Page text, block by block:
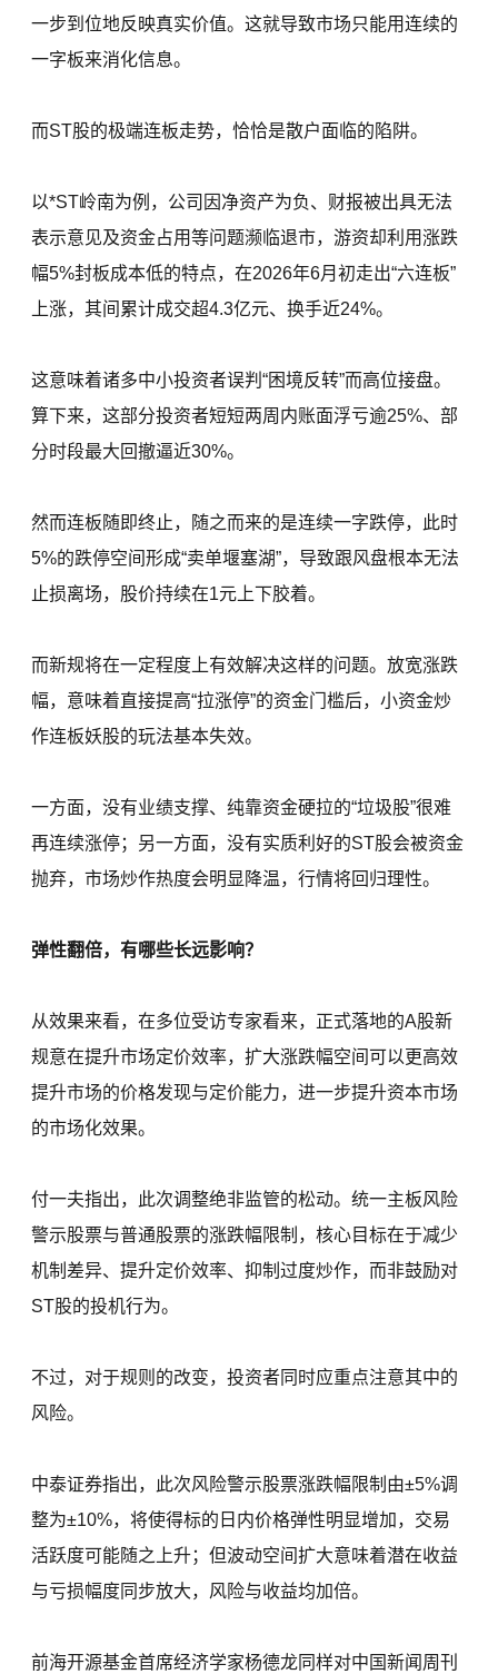
一步到位地反映真实价值。这就导致市场只能用连续的
一字板来消化信息。
而ST股的极端连板走势，恰恰是散户面临的陷阱。
以*ST岭南为例，公司因净资产为负、财报被出具无法
表示意见及资金占用等问题濒临退市，游资却利用涨跌
幅5%封板成本低的特点，在2026年6月初走出“六连板”
上涨，其间累计成交超4.3亿元、换手近24%。
这意味着诸多中小投资者误判“困境反转”而高位接盘。
算下来，这部分投资者短短两周内账面浮亏逾25%、部
分时段最大回撤逼近30%。
然而连板随即终止，随之而来的是连续一字跌停，此时
5%的跌停空间形成“卖单堰塞湖”，导致跟风盘根本无法
止损离场，股价持续在1元上下胶着。
而新规将在一定程度上有效解决这样的问题。放宽涨跌
幅，意味着直接提高“拉涨停”的资金门槛后，小资金炒
作连板妖股的玩法基本失效。
一方面，没有业绩支撑、纯靠资金硬拉的“垃圾股”很难
再连续涨停；另一方面，没有实质利好的ST股会被资金
抛弃，市场炒作热度会明显降温，行情将回归理性。
弹性翻倍，有哪些长远影响？
从效果来看，在多位受访专家看来，正式落地的A股新
规意在提升市场定价效率，扩大涨跌幅空间可以更高效
提升市场的价格发现与定价能力，进一步提升资本市场
的市场化效果。
付一夫指出，此次调整绝非监管的松动。统一主板风险
警示股票与普通股票的涨跌幅限制，核心目标在于减少
机制差异、提升定价效率、抑制过度炒作，而非鼓励对
ST股的投机行为。
不过，对于规则的改变，投资者同时应重点注意其中的
风险。
中泰证券指出，此次风险警示股票涨跌幅限制由±5%调
整为±10%，将使得标的日内价格弹性明显增加，交易
活跃度可能随之上升；但波动空间扩大意味着潜在收益
与亏损幅度同步放大，风险与收益均加倍。
前海开源基金首席经济学家杨德龙同样对中国新闻周刊